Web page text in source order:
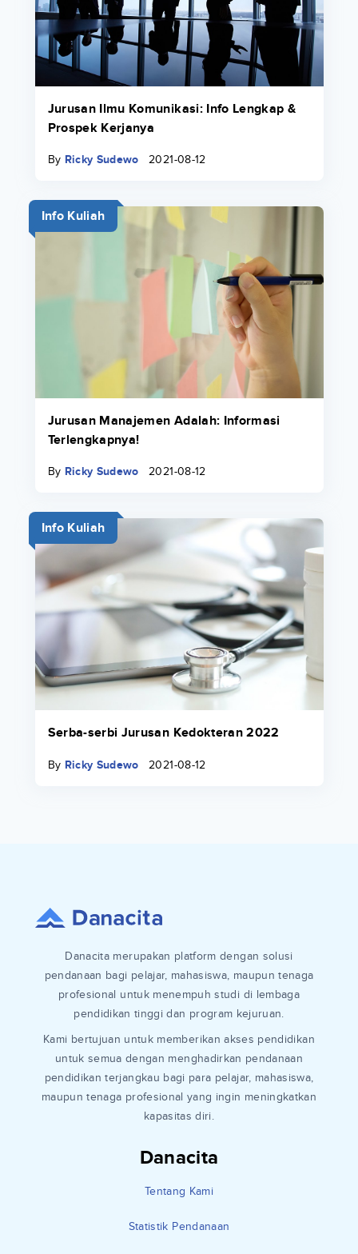
Jurusan Ilmu Komunikasi: Info Lengkap &
Prospek Kerjanya
By Ricky Sudewo 2021-08-12
Info Kuliah
Jurusan Manajemen Adalah: Informasi
Terlengkapnya!
By Ricky Sudewo 2021-08-12
Info Kuliah
Serba-serbi Jurusan Kedokteran 2022
By Ricky Sudewo 2021-08-12
Danacita
Tentang Kami
Statistik Pendanaan
Danacita merupakan platform dengan solusi
pendanaan bagi pelajar, mahasiswa, maupun tenaga
profesional untuk menempuh studi di lembaga
pendidikan tinggi dan program kejuruan.
Kami bertujuan untuk memberikan akses pendidikan
untuk semua dengan menghadirkan pendanaan
pendidikan terjangkau bagi para pelajar, mahasiswa,
maupun tenaga profesional yang ingin meningkatkan
kapasitas diri.